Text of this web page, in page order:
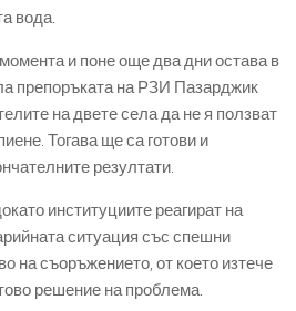
вода.
и поне още два дни остава в
препоръката на РЗИ Пазарджик
на двете села да не я ползват
Тогава ще са готови и
резултати.
институциите реагират на
ситуация със спешни
на съоръжението, от което изтече
решение на проблема.